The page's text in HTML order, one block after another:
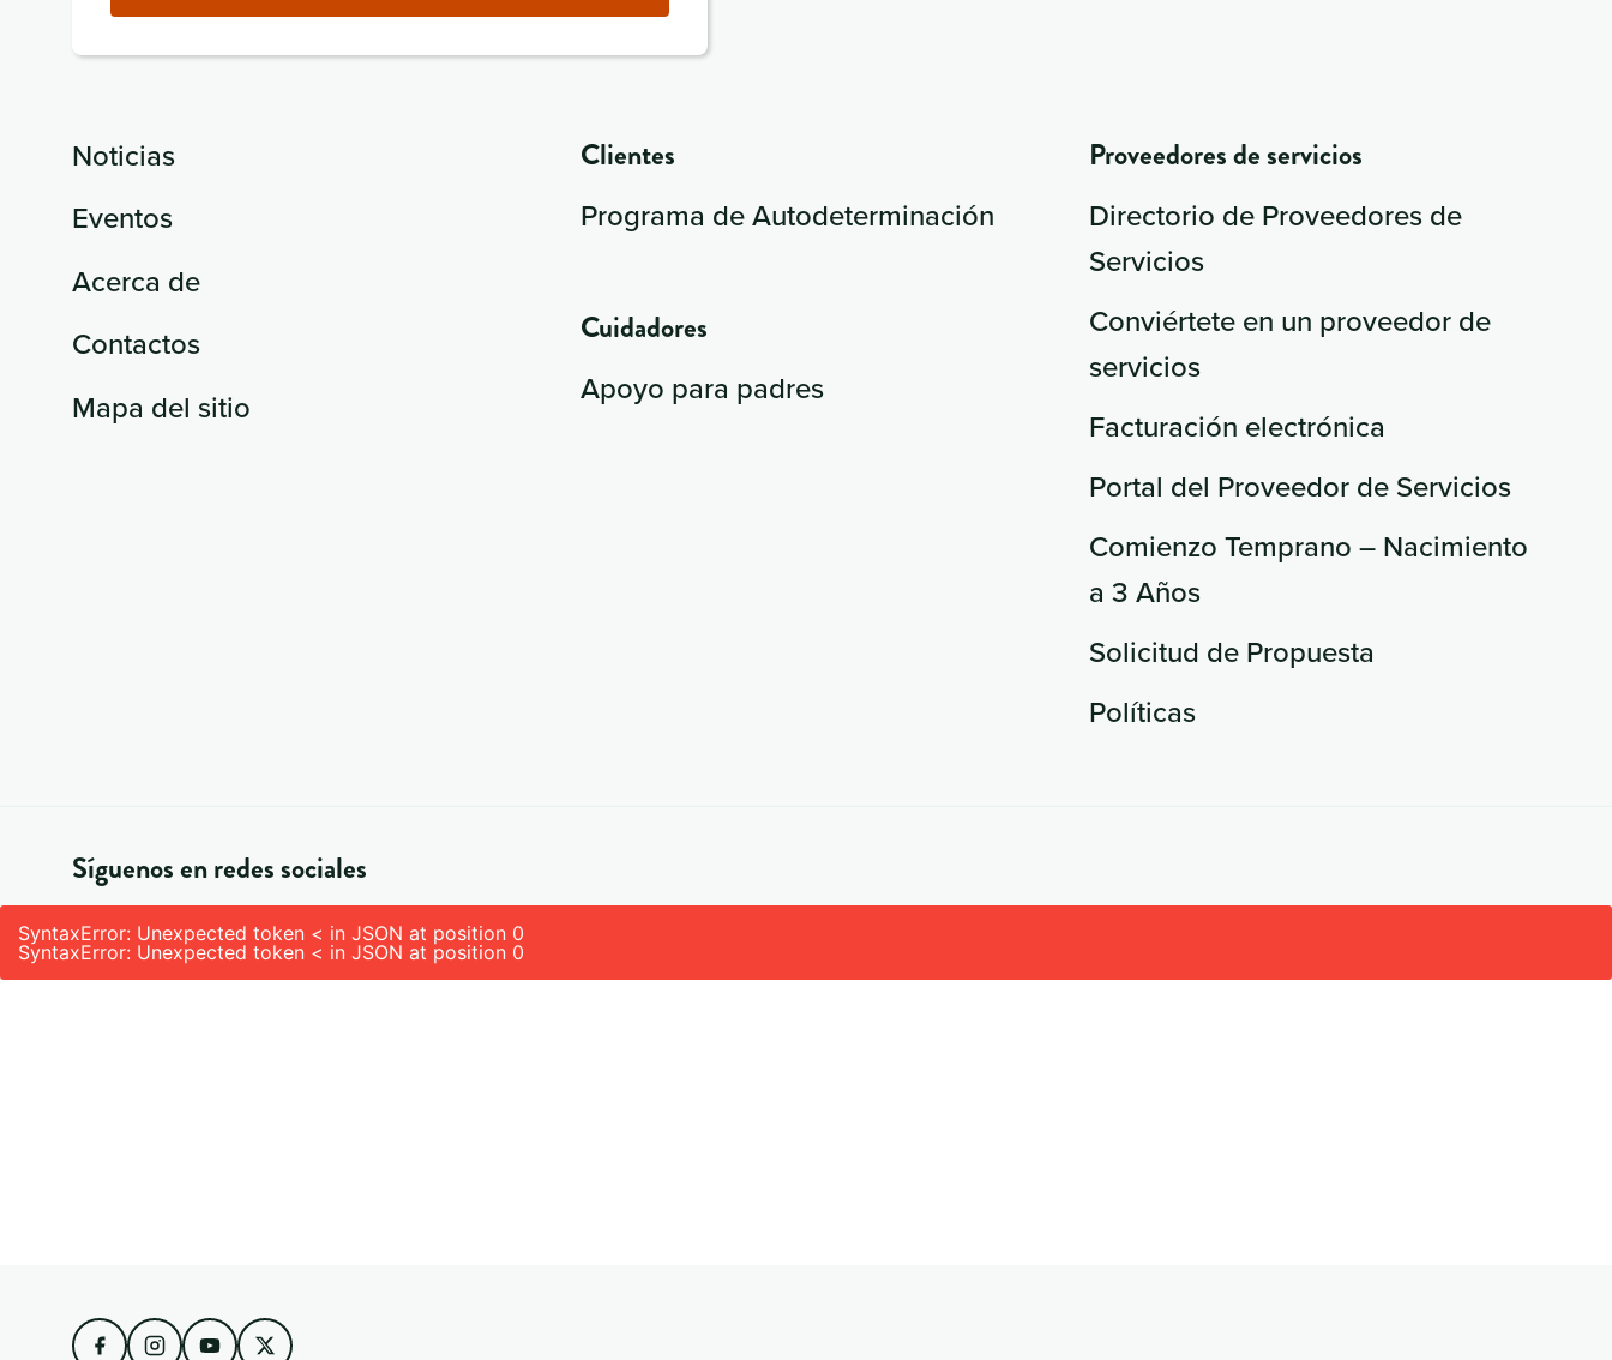
electrónico
Noticias
Eventos
Acerca de
Contactos
Mapa del sitio
Clientes
Programa de Autodeterminación
Cuidadores
Apoyo para padres
Proveedores de servicios
Directorio de Proveedores de
Servicios
Conviértete en un proveedor de
servicios
Facturación electrónica
Portal del Proveedor de Servicios
Comienzo Temprano – Nacimiento
a 3 Años
Solicitud de Propuesta
Políticas
Síguenos en redes sociales
SyntaxError: Unexpected token < in JSON at position 0
SyntaxError: Unexpected token < in JSON at position 0